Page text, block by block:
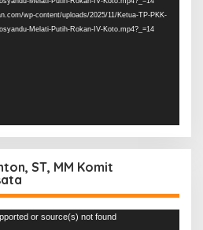
wp-content/uploads/2025/11/Ketua-TP-PKK-
Melati-Putih-Rokan-IV-Koto.mp4?_=14
ST, MM Komit
or source(s) not found